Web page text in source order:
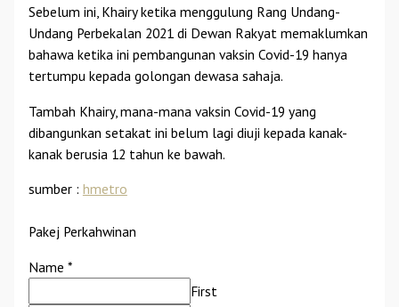
Sebelum ini, Khairy ketika menggulung Rang Undang-
Undang Perbekalan 2021 di Dewan Rakyat memaklumkan
bahawa ketika ini pembangunan vaksin Covid-19 hanya
tertumpu kepada golongan dewasa sahaja.
Tambah Khairy, mana-mana vaksin Covid-19 yang
dibangunkan setakat ini belum lagi diuji kepada kanak-
kanak berusia 12 tahun ke bawah.
sumber : hmetro
Pakej Perkahwinan
Name *
First